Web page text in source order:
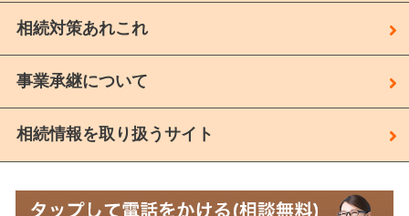
相続対策あれこれ
事業承継について
相続情報を取り扱うサイト